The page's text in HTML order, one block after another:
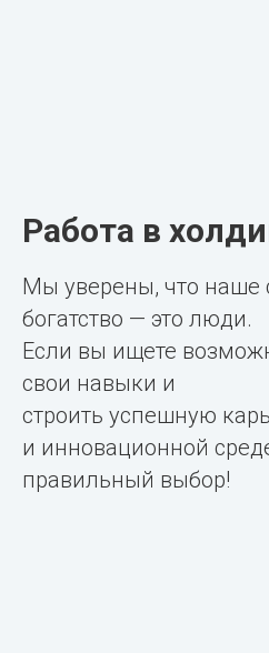
Работа в
Мы уверены, что наше
богатство — это люди.
Если вы ищете
свои навыки и
строить успешную
и инновационной
правильный выбор!